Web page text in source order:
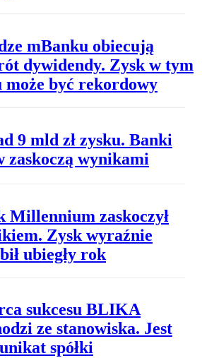
mBanku obiecują
dywidendy. Zysk w tym
może być rekordowy
9 mld zł zysku. Banki
zaskoczą wynikami
Millennium zaskoczył
Zysk wyraźnie
ubiegły rok
sukcesu BLIKA
ze stanowiska. Jest
spółki